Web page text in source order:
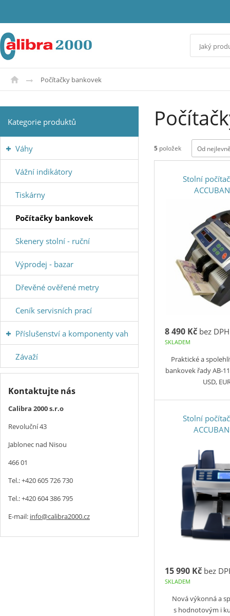
Počítačky bankovek
5 položek Od
Stolní
8 490 Kč bez DPH
SKLADEM
Praktické a
bankovek řady AB-
USD,
Stolní
15 990 Kč bez
SKLADEM
Nová výkonná a
s hodnotovým i
Kategorie produktů
Váhy
Vážní indikátory
Tiskárny
Počítačky bankovek
Skenery stolní - ruční
Výprodej - bazar
Dřevěné ověřené metry
Ceník servisních prací
Příslušenství a komponenty vah
Závaží
Kontaktujte nás
Calibra 2000 s.r.o
Revoluční 43
Jablonec nad Nisou
466 01
Tel.: +420 605 726 730
Tel.: +420 604 386 795
E-mail: info@calibra2000.cz